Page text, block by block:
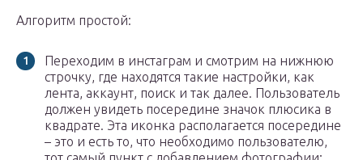
Алгоритм простой:
Переходим в инстаграм и смотрим на нижнюю
строчку, где находятся такие настройки, как
лента, аккаунт, поиск и так далее. Пользователь
должен увидеть посередине значок плюсика в
квадрате. Эта иконка располагается посередине
– это и есть то, что необходимо пользователю,